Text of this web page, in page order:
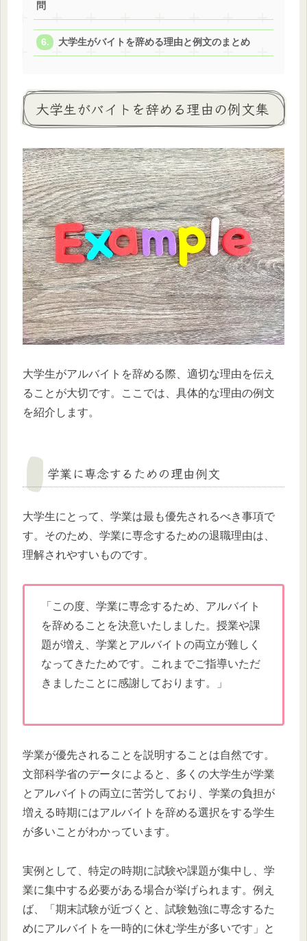
問
大学生がバイトを辞める理由と例文のまとめ
大学生がバイトを辞める理由の例文集
大学生がアルバイトを辞める際、適切な理由を伝え
ることが大切です。ここでは、具体的な理由の例文
を紹介します。
学業に専念するための理由例文
大学生にとって、学業は最も優先されるべき事項で
す。そのため、学業に専念するための退職理由は、
理解されやすいものです。
「この度、学業に専念するため、アルバイト
を辞めることを決意いたしました。授業や課
題が増え、学業とアルバイトの両立が難しく
なってきたためです。これまでご指導いただ
きましたことに感謝しております。」
学業が優先されることを説明することは自然です。
文部科学省のデータによると、多くの大学生が学業
とアルバイトの両立に苦労しており、学業の負担が
増える時期にはアルバイトを辞める選択をする学生
が多いことがわかっています。
実例として、特定の時期に試験や課題が集中し、学
業に集中する必要がある場合が挙げられます。例え
ば、「期末試験が近づくと、試験勉強に専念するた
めにアルバイトを一時的に休む学生が多いです」と